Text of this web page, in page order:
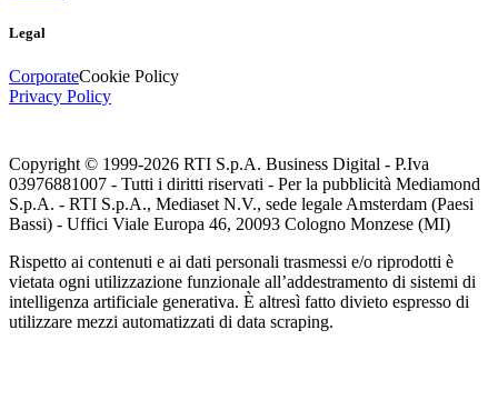
Legal
CorporateCookie Policy
Privacy Policy
Copyright © 1999-2026 RTI S.p.A. Business Digital - P.Iva
03976881007 - Tutti i diritti riservati - Per la pubblicità Mediamond
S.p.A. - RTI S.p.A., Mediaset N.V., sede legale Amsterdam (Paesi
Bassi) - Uffici Viale Europa 46, 20093 Cologno Monzese (MI)
Rispetto ai contenuti e ai dati personali trasmessi e/o riprodotti è
vietata ogni utilizzazione funzionale all’addestramento di sistemi di
intelligenza artificiale generativa. È altresì fatto divieto espresso di
utilizzare mezzi automatizzati di data scraping.